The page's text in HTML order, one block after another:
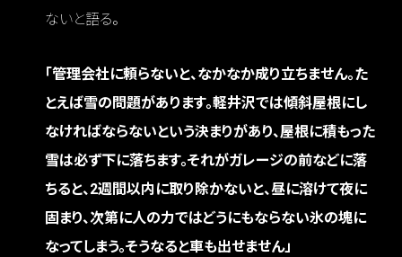
ないと語る。
「管理会社に頼らないと、なかなか成り立ちません。た
とえば雪の問題があります。軽井沢では傾斜屋根にし
なければならないという決まりがあり、屋根に積もった
雪は必ず下に落ちます。それがガレージの前などに落
ちると、2週間以内に取り除かないと、昼に溶けて夜に
固まり、次第に人の力ではどうにもならない氷の塊に
なってしまう。そうなると車も出せません」